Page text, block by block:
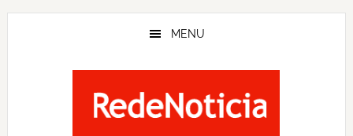
Skip
MENU